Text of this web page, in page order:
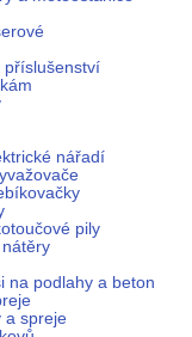
příslušenství
nářadí
pily
na podlahy a beton
a spreje